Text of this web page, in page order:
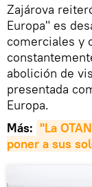
Zajárova
Europa" es
comerciales y
abolición de
presentada
Europa.
Más: "La
poner a sus